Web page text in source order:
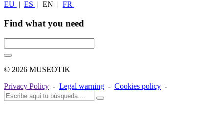
EU | ES | EN | FR |
Find what you need
© 2026 MUSEOTIK
Privacy Policy - Legal warning - Cookies policy -